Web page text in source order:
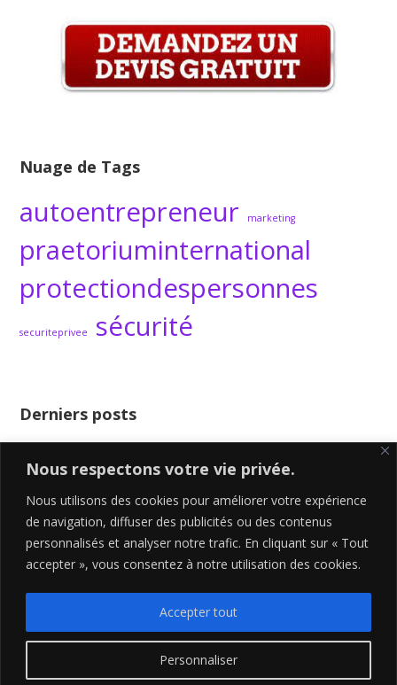
Nous respectons votre vie privée.
Nous utilisons des cookies pour améliorer votre expérience
de navigation, diffuser des publicités ou des contenus
personnalisés et analyser notre trafic. En cliquant sur « Tout
accepter », vous consentez à notre utilisation des cookies.
Personnaliser
Accepter tout
Nuage de Tags
autoentrepreneur marketing
praetoriuminternational
protectiondespersonnes
securiteprivee sécurité
Derniers posts
Happy New Year 2024
Créer ou se lancer sans réseau sociaux ?
Les 4 erreurs majeurs des grands
Pourquoi devenir son propre Boss ?
MENTIONS LÉGALES